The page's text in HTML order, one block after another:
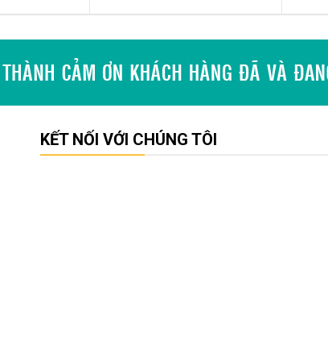
KẾT NỐI VỚI CHÚNG TÔI